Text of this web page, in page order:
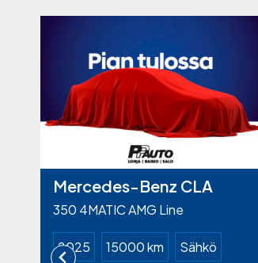
Mercedes-Benz CLA
350 4MATIC AMG Line
2025 15000 km Sähkö